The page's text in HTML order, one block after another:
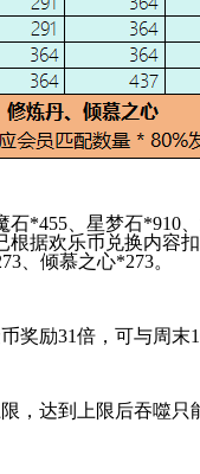
*455、星梦石*910
根据欢乐币兑换内容扣
、倾慕之心*273。
奖励31倍，可与周末
，达到上限后吞噬只